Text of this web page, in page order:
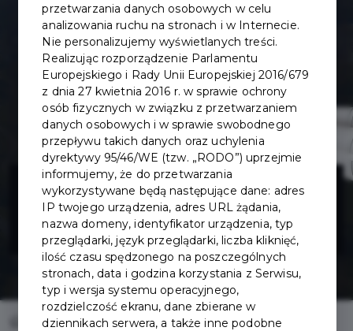
Oświetlenie na
terenie miasta
Home Inwestycje Oświetlenie na terenie miasta
przetwarzania danych osobowych w celu
analizowania ruchu na stronach i w Internecie.
Nie personalizujemy wyświetlanych treści.
Realizując rozporządzenie Parlamentu
Europejskiego i Rady Unii Europejskiej 2016/679
z dnia 27 kwietnia 2016 r. w sprawie ochrony
osób fizycznych w związku z przetwarzaniem
danych osobowych i w sprawie swobodnego
przepływu takich danych oraz uchylenia
dyrektywy 95/46/WE (tzw. „RODO”) uprzejmie
informujemy, że do przetwarzania
wykorzystywane będą następujące dane: adres
IP twojego urządzenia, adres URL żądania,
nazwa domeny, identyfikator urządzenia, typ
przeglądarki, język przeglądarki, liczba kliknięć,
ilość czasu spędzonego na poszczególnych
stronach, data i godzina korzystania z Serwisu,
typ i wersja systemu operacyjnego,
rozdzielczość ekranu, dane zbierane w
dziennikach serwera, a także inne podobne